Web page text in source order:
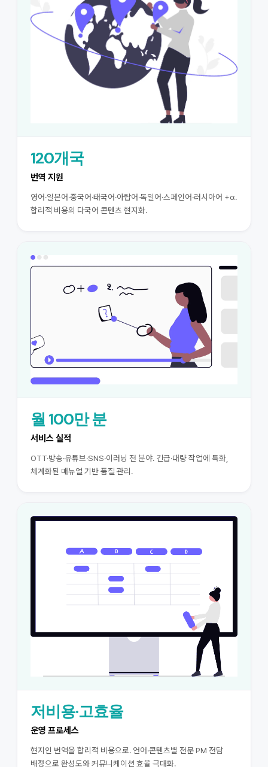
120개국
번역 지원
영어·일본어·중국어·태국어·아랍어·독일어·스페인어·러시아어 +α.
합리적 비용의 다국어 콘텐츠 현지화.
월 100만 분
서비스 실적
OTT·방송·유튜브·SNS·이러닝 전 분야. 긴급·대량 작업에 특화,
체계화된 매뉴얼 기반 품질 관리.
저비용·고효율
운영 프로세스
현지인 번역을 합리적 비용으로. 언어·콘텐츠별 전문 PM 전담
배정으로 완성도와 커뮤니케이션 효율 극대화.